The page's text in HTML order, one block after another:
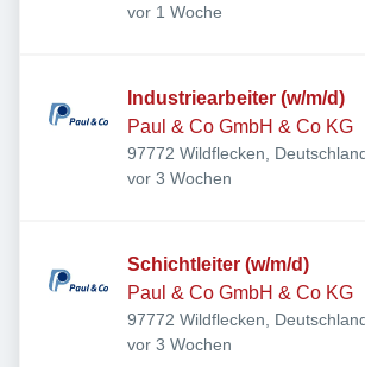
Kissingen, Deutschland
Veröffentlicht
vor 1 Woche
Industriearbeiter (w/m/d)
Paul & Co GmbH & Co KG
97772 Wildflecken,
Veröffentlicht:
vor 3 Wochen
Schichtleiter (w/m/d)
Paul & Co GmbH & Co KG
97772 Wildflecken,
Veröffentlicht:
vor 3 Wochen